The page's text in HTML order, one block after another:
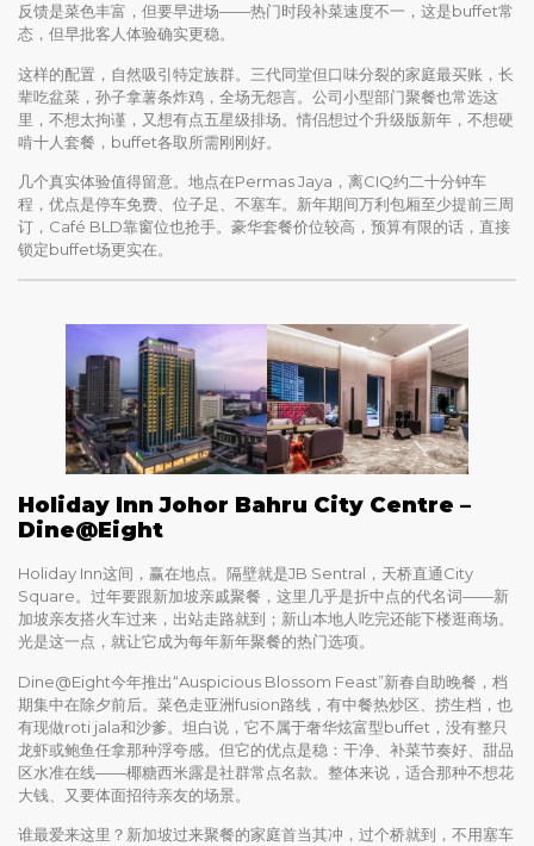
反馈是菜色丰富，但要早进场——热门时段补菜速度不一，这是buffet常
态，但早批客人体验确实更稳。
这样的配置，自然吸引特定族群。三代同堂但口味分裂的家庭最买账，长
辈吃盆菜，孙子拿薯条炸鸡，全场无怨言。公司小型部门聚餐也常选这
里，不想太拘谨，又想有点五星级排场。情侣想过个升级版新年，不想硬
啃十人套餐，buffet各取所需刚刚好。
几个真实体验值得留意。地点在Permas Jaya，离CIQ约二十分钟车
程，优点是停车免费、位子足、不塞车。新年期间万利包厢至少提前三周
订，Café BLD靠窗位也抢手。豪华套餐价位较高，预算有限的话，直接
锁定buffet场更实在。
Holiday Inn Johor Bahru City Centre –
Dine@Eight
Holiday Inn这间，赢在地点。隔壁就是JB Sentral，天桥直通City
Square。过年要跟新加坡亲戚聚餐，这里几乎是折中点的代名词——新
加坡亲友搭火车过来，出站走路就到；新山本地人吃完还能下楼逛商场。
光是这一点，就让它成为每年新年聚餐的热门选项。
Dine@Eight今年推出“Auspicious Blossom Feast”新春自助晚餐，档
期集中在除夕前后。菜色走亚洲fusion路线，有中餐热炒区、捞生档，也
有现做roti jala和沙爹。坦白说，它不属于奢华炫富型buffet，没有整只
龙虾或鲍鱼任拿那种浮夸感。但它的优点是稳：干净、补菜节奏好、甜品
区水准在线——椰糖西米露是社群常点名款。整体来说，适合那种不想花
大钱、又要体面招待亲友的场景。
谁最爱来这里？新加坡过来聚餐的家庭首当其冲，过个桥就到，不用塞车